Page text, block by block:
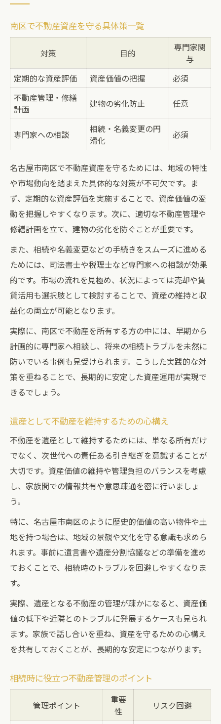
南区で不動産資産を守る具体策一覧
対策 目的
専門家関
与
定期的な資産評価
資産価値の把握
必須
不動産管理・修繕
計画
建物の劣化防止 任意
専門家への相談
相続・名義変更の円
滑化
必須
名古屋市南区で不動産資産を守るためには、地域の特性
や市場動向を踏まえた具体的な対策が不可欠です。ま
ず、定期的な資産評価を実施することで、資産価値の変
動を把握しやすくなります。次に、適切な不動産管理や
修繕計画を立て、建物の劣化を防ぐことが重要です。
また、相続や名義変更などの手続きをスムーズに進める
ためには、司法書士や税理士など専門家への相談が効果
的です。市場の流れを見極め、状況によっては売却や賃
貸活用も選択肢として検討することで、資産の維持と収
益化の両立が可能となります。
実際に、南区で不動産を所有する方の中には、早期から
計画的に専門家へ相談し、将来の相続トラブルを未然に
防いでいる事例も見受けられます。こうした実践的な対
策を重ねることで、長期的に安定した資産運用が実現で
きるでしょう。
遺産として不動産を維持するための心構え
不動産を遺産として維持するためには、単なる所有だけ
でなく、次世代への責任ある引き継ぎを意識することが
大切です。資産価値の維持や管理負担のバランスを考慮
し、家族間での情報共有や意思疎通を密に行いましょ
う。
特に、名古屋市南区のように歴史的価値の高い物件や土
地を持つ場合は、地域の景観や文化を守る意識も求めら
れます。事前に遺言書や遺産分割協議などの準備を進め
ておくことで、相続時のトラブルを回避しやすくなりま
す。
実際、遺産となる不動産の管理が疎かになると、資産価
値の低下や近隣とのトラブルに発展するケースも見られ
ます。家族で話し合いを重ね、資産を守るための心構え
を共有しておくことが、長期的な安定につながります。
相続時に役立つ不動産管理のポイント
管理ポイント
重要
性
リスク回避